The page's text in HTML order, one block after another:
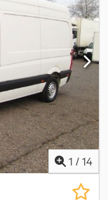
centrálne
MP3 =
dverí: 4
Technické
cm³ Prevodovka: 5
hmotnosť: 2 680 kg
príves 700 kg)
2 (1 diaľkový
B.V.
1 / 14